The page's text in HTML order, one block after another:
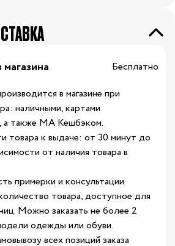
Бесплатно
в магазине при
наличными, картами
а также МА Кешбэком.
товара к выдаче: от 30 минут до
от наличия товара в
примерки и консультации.
товара, доступное для
Можно заказать не более 2
одежды или обуви.
всех позиций заказа